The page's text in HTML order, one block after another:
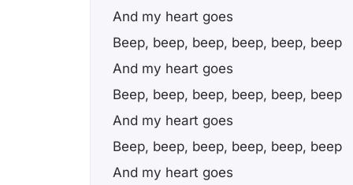
And my heart goes
Beep, beep, beep, beep, beep, beep
And my heart goes
Beep, beep, beep, beep, beep, beep
And my heart goes
Beep, beep, beep, beep, beep, beep
And my heart goes